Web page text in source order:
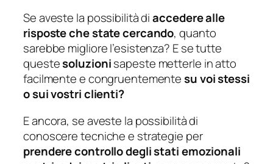
Se aveste la possibilità diaccedere alle
risposte che state cercando, quanto
sarebbe migliore l’esistenza? E se tutte
questesoluzionisapeste metterle in atto
facilmente e congruentementesu voi stessi
o sui vostri clienti?
E ancora, se aveste la possibilità di
conoscere tecniche e strategie per
prendere controllo degli stati emozionali